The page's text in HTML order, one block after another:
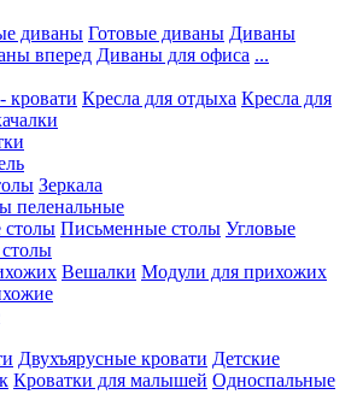
диваны Готовые диваны Диваны
вперед Диваны для офиса ...
кровати Кресла для отдыха Кресла для
Зеркала
пеленальные
Письменные столы Угловые
Вешалки Модули для прихожих
Двухъярусные кровати Детские
Кроватки для малышей Односпальные